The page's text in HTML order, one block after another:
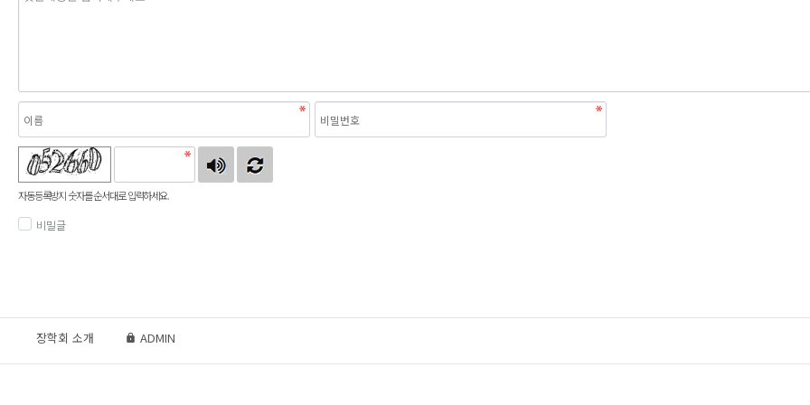
자동등록방지 숫자를 순서대로 입력하세요.
비밀글
장학회 소개 ADMIN